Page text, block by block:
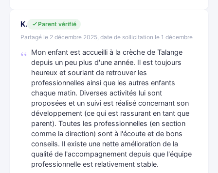
K.
Parent vérifié
Partagé le 2 décembre 2025, date de sollicitation le 1 décembre
Mon enfant est accueilli à la crèche de Talange
depuis un peu plus d'une année. Il est toujours
heureux et souriant de retrouver les
professionnelles ainsi que les autres enfants
chaque matin. Diverses activités lui sont
proposées et un suivi est réalisé concernant son
développement (ce qui est rassurant en tant que
parent). Toutes les professionnelles (en section
comme la direction) sont à l'écoute et de bons
conseils. Il existe une nette amélioration de la
qualité de l'accompagnement depuis que l'équipe
professionnelle est relativement stable.